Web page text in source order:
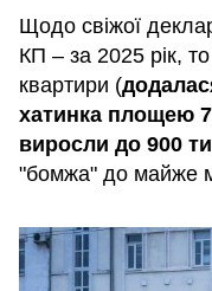
Щодо свіжої
КП – за 2025 рік,
квартири (
хатинка площею
виросли до 900
"бомжа" до майже